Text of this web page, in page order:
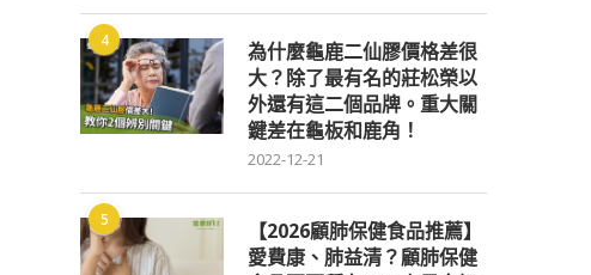
4
為什麼龜鹿二仙膠價格差很
大？除了最有名的莊松榮以
外還有這二個品牌。重大關
鍵差在龜板和鹿角！
2022-12-21
5
【2026顧肺保健食品推薦】
愛費康、肺益清？顧肺保健